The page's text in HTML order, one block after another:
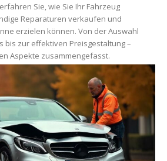
Sie, wie Sie Ihr Fahrzeug
Reparaturen verkaufen und
erzielen können. Von der Auswahl
bis zur effektiven Preisgestaltung –
Aspekte zusammengefasst.